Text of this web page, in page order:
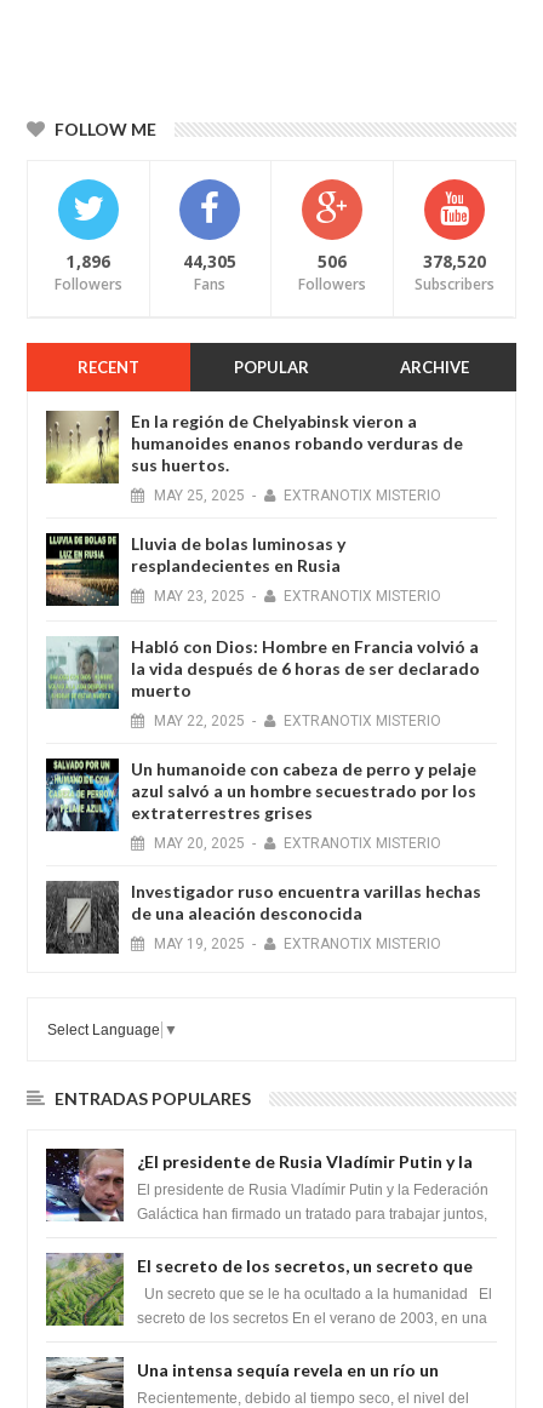
FOLLOW ME
1,896
Followers
44,305
Fans
506
Followers
378,520
Subscribers
RECENT POPULAR ARCHIVE
En la región de Chelyabinsk vieron a
humanoides enanos robando verduras de
sus huertos.
MAY 25, 2025 - EXTRANOTIX MISTERIO
Lluvia de bolas luminosas y
resplandecientes en Rusia
MAY 23, 2025 - EXTRANOTIX MISTERIO
Habló con Dios: Hombre en Francia volvió a
la vida después de 6 horas de ser declarado
muerto
MAY 22, 2025 - EXTRANOTIX MISTERIO
Un humanoide con cabeza de perro у pelaje
azul salvó a un hombre secuestrado por los
extraterrestres grises
MAY 20, 2025 - EXTRANOTIX MISTERIO
Investigador ruso encuentra varillas hechas
de una aleación desconocida
MAY 19, 2025 - EXTRANOTIX MISTERIO
Select Language ▼
ENTRADAS POPULARES
¿El presidente de Rusia Vladímir Putin y la
Federación Galactica han firmado un
tratado para acabar con los Sionistas?
El presidente de Rusia Vladímir Putin y la Federación
Galáctica han firmado un tratado para trabajar juntos,
El secreto de los secretos, un secreto que
cambiaría por completo el destino de la
humanidad
Un secreto que se le ha ocultado a la humanidad El
secreto de los secretos En el verano de 2003, en una
Una intensa sequía revela en un río un
impresionante hallazgo de miles de Shiva
Recientemente, debido al tiempo seco, el nivel del